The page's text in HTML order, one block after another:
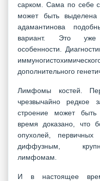
сарком. Сама по себе
может быть выделена
адамантинова
вариант. Это уже
особенности.
дополнительного
Лимфомы костей.
чрезвычайно редкое
строение может
время доказано, что
опухолей,
диффузным,
лимфомам.
И в настоящее